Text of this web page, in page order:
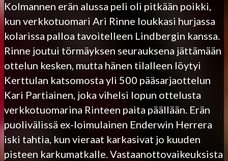
Kolmannen erän alussa peli oli pitkään poikki,
kun verkkotuomari Ari Rinne loukkasi hurjassa
kolarissa palloa tavoitelleen Lindbergin kanssa.
Rinne joutui törmäyksen seurauksena jättämään
ottelun kesken, mutta hänen tilalleen löytyi
Kerttulan katsomosta yli 500 pääsarjaottelun
Kari Partiainen, joka vihelsi lopun ottelusta
verkkotuomarina Rinteen paita päällään. Erän
puolivälissä ex-loimulainen Enderwin Herrera
iski tahtia, kun vieraat karkasivat jo kuuden
pisteen karkumatkalle. Vastaanottovaikeuksista